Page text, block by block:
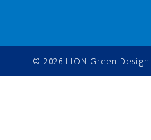
© 2026 LION Green